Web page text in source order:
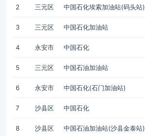
2 三元区 中国石化埃索加油站(码头站)
3 三元区 中国石化加油站
4 永安市 中国石化
5 三元区 中国石油加油站
6 永安市 中国石化(石门加油站)
7 沙县区 中国石化
8 沙县区 中国石油加油站(沙县金泰站)